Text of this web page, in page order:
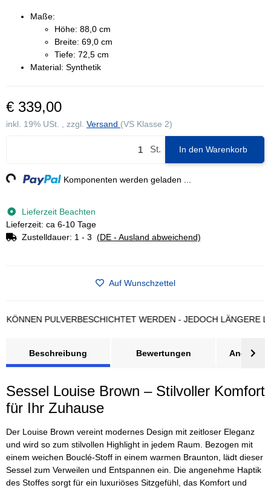
Maße:
Höhe: 88,0 cm
Breite: 69,0 cm
Tiefe: 72,5 cm
Material: Synthetik
€ 339,00
inkl. 19% USt. , zzgl. Versand (VS Klasse 2)
St. In den Warenkorb
Komponenten werden geladen ...
Lieferzeit Beachten
Lieferzeit: ca 6-10 Tage
Zustelldauer: 1 - 3 (DE - Ausland abweichend)
Auf Wunschzettel
PULVERBESCHICHTET WERDEN - JEDOCH LÄNGERE
Beschreibung Bewertungen Angebot
Sessel Louise Brown – Stilvoller Komfort
für Ihr Zuhause
Der Louise Brown vereint modernes Design mit zeitloser Eleganz
und wird so zum stilvollen Highlight in jedem Raum. Bezogen mit
einem weichen Bouclé-Stoff in einem warmen Braunton, lädt dieser
Sessel zum Verweilen und Entspannen ein. Die angenehme Haptik
des Stoffes sorgt für ein luxuriöses Sitzgefühl, das Komfort und